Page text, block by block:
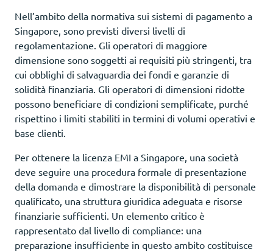
Nell’ambito della normativa sui sistemi di pagamento a
Singapore, sono previsti diversi livelli di
regolamentazione. Gli operatori di maggiore
dimensione sono soggetti ai requisiti più stringenti, tra
cui obblighi di salvaguardia dei fondi e garanzie di
solidità finanziaria. Gli operatori di dimensioni ridotte
possono beneficiare di condizioni semplificate, purché
rispettino i limiti stabiliti in termini di volumi operativi e
base clienti.
Per ottenere la licenza EMI a Singapore, una società
deve seguire una procedura formale di presentazione
della domanda e dimostrare la disponibilità di personale
qualificato, una struttura giuridica adeguata e risorse
finanziarie sufficienti. Un elemento critico è
rappresentato dal livello di compliance: una
preparazione insufficiente in questo ambito costituisce